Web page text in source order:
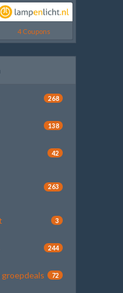
4 Coupons
268
138
42
263
3
244
72